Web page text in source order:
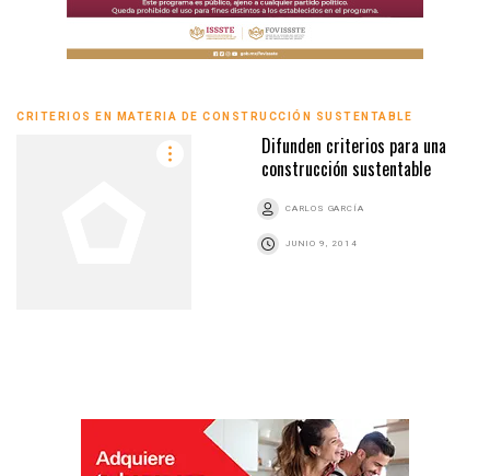
CRITERIOS EN MATERIA DE CONSTRUCCIÓN SUSTENTABLE
Difunden criterios para una
construcción sustentable
CARLOS GARCÍA
JUNIO 9, 2014